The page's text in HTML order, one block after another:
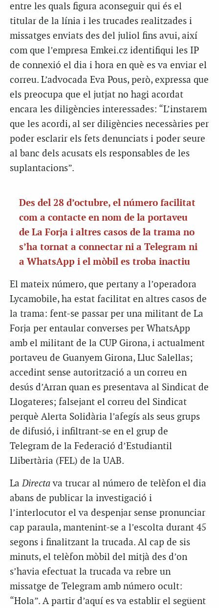
entre les quals figura aconseguir qui és el
titular de la línia i les trucades realitzades i
missatges enviats des del juliol fins avui, així
com que l’empresa Emkei.cz identifiqui les IP
de connexió el dia i hora en què es va enviar el
correu. L’advocada Eva Pous, però, expressa que
els preocupa que el jutjat no hagi acordat
encara les diligències interessades: “L’instarem
que les acordi, al ser diligències necessàries per
poder esclarir els fets denunciats i poder seure
al banc dels acusats els responsables de les
suplantacions”.
Des del 28 d’octubre, el número facilitat
com a contacte en nom de la portaveu
de La Forja i altres casos de la trama no
s’ha tornat a connectar ni a Telegram ni
a WhatsApp i el mòbil es troba inactiu
El mateix número, que pertany a l’operadora
Lycamobile, ha estat facilitat en altres casos de
la trama: fent-se passar per una militant de La
Forja per entaular converses per WhatsApp
amb el militant de la CUP Girona, i actualment
portaveu de Guanyem Girona, Lluc Salellas;
accedint sense autorització a un correu en
desús d’Arran quan es presentava al Sindicat de
Llogateres; falsejant el correu del Sindicat
perquè Alerta Solidària l’afegís als seus grups
de difusió, i infiltrant-se en el grup de
Telegram de la Federació d’Estudiantil
Llibertària (FEL) de la UAB.
LaDirectava trucar al número de telèfon el dia
abans de publicar la investigació i
l’interlocutor el va despenjar sense pronunciar
cap paraula, mantenint-se a l’escolta durant 45
segons i finalitzant la trucada. Al cap de sis
minuts, el telèfon mòbil del mitjà des d’on
s’havia efectuat la trucada va rebre un
missatge de Telegram amb número ocult:
“Hola”. A partir d’aquí es va establir el següent